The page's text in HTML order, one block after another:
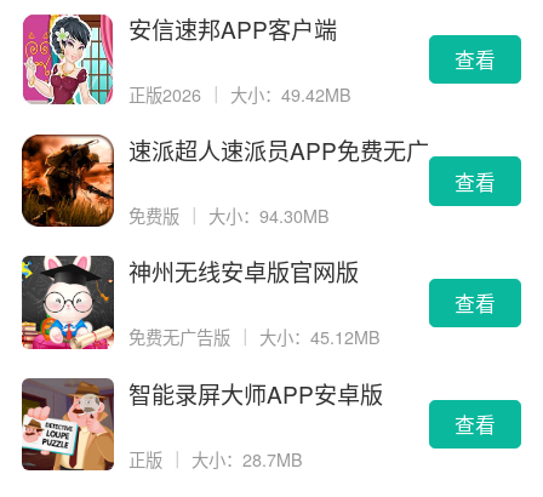
安信速邦APP客户端
正版2026 ｜ 大小：49.42MB
查看
速派超人速派员APP免费无广
免费版 大小：94.30MB
查看
神州无线安卓版官网版
免费无广告版 大小：45.12MB
查看
智能录屏大师APP安卓版
正版 ｜ 大小：28.7MB
查看